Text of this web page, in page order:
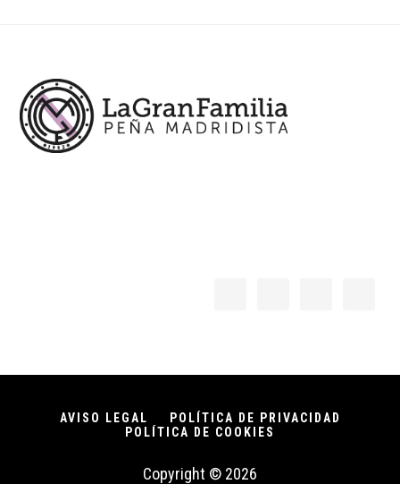
AVISO LEGAL
POLÍTICA DE PRIVACIDAD
POLÍTICA DE COOKIES
Copyright © 2026